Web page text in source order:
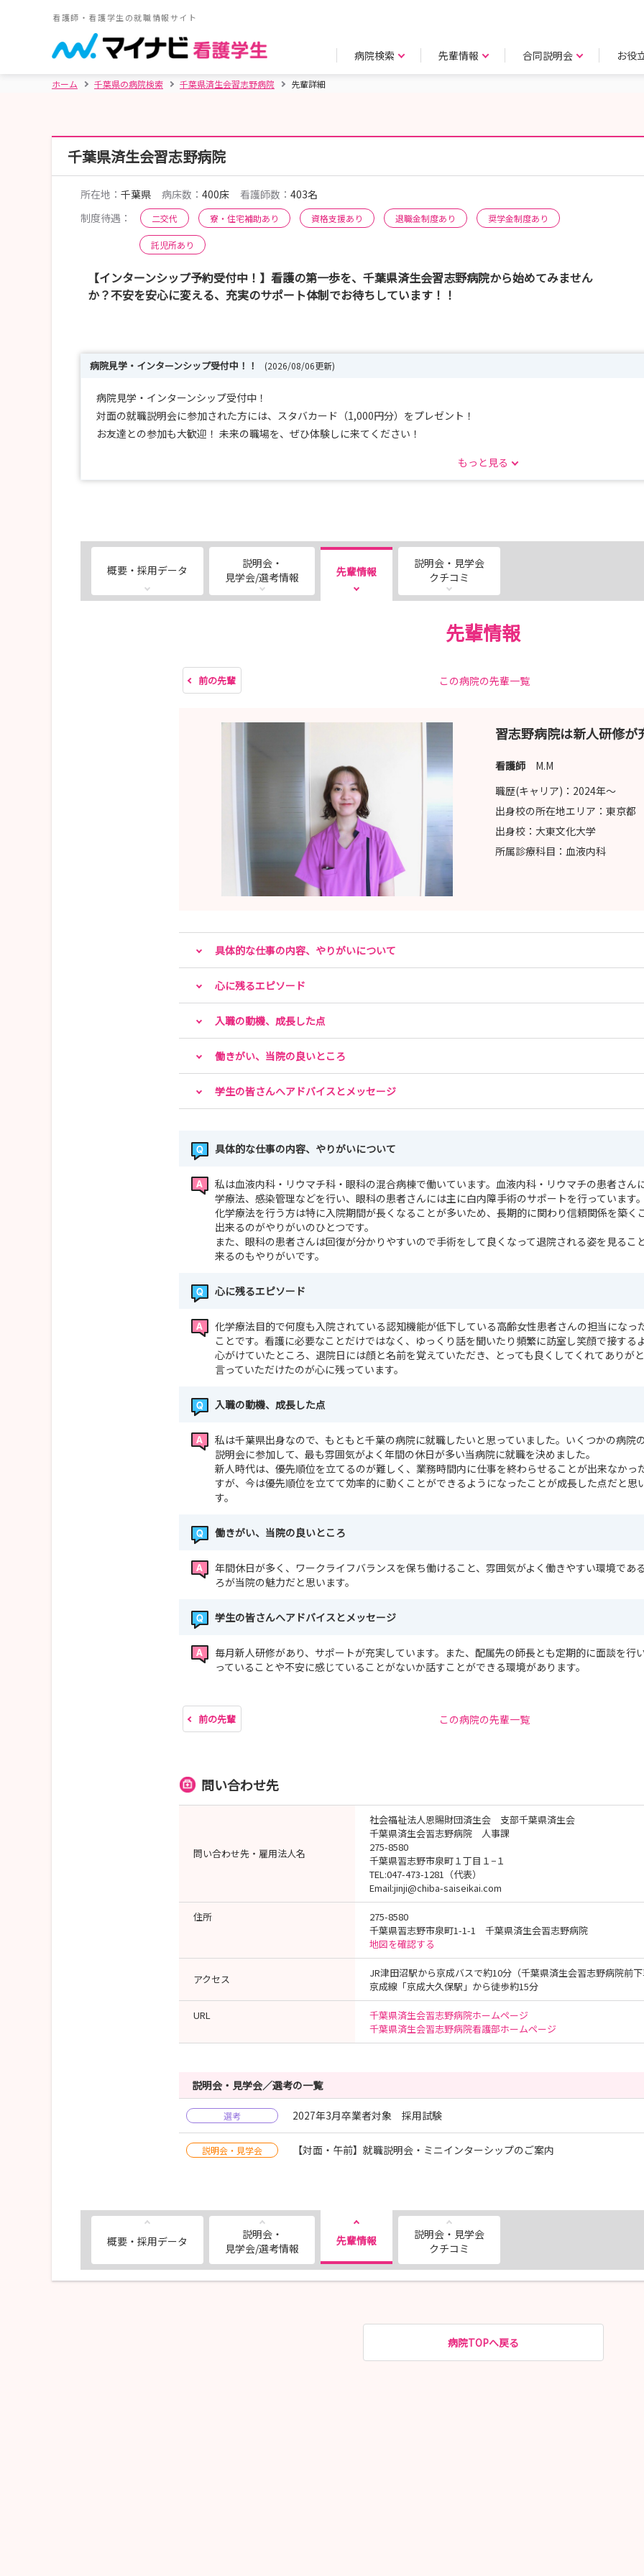
看護師・看護学生の就職情報サイト
病院検索 先輩情報 合同説明会 お役
ホーム 千葉県の病院検索 千葉県済生会習志野病院 先輩詳細
千葉県済生会習志野病院
所在地： 千葉県 病床数： 400床 看護師数： 403名
制度待遇：
二交代 寮・住宅補助あり 資格支援あり 退職金制度あり 奨学金制度あり
託児所あり
【インターンシップ予約受付中！】看護の第一歩を、千葉県済生会習志野病院から始めてみません
か？不安を安心に変える、充実のサポート体制でお待ちしています！！
病院見学・インターンシップ受付中！！ (2026/08/06更新)
病院見学・インターンシップ受付中！
対面の就職説明会に参加された方には、スタバカード（1,000円分）をプレゼント！
お友達との参加も大歓迎！ 未来の職場を、ぜひ体験しに来てください！
https://www.chiba-saiseikai.com/nurse/
mail：jinji@chiba-saiseikai.com
kango@chiba-saiseikai.com
もっと見る
概要・採用データ
説明会・
見学会/選考情報
先輩情報
説明会・見学会
クチコミ
先輩情報
前の先輩 この病院の先輩一覧
習志野病院は新人研修が
看護師 M.M
職歴(キャリア)： 2024年〜
出身校の所在地エリア： 東京都
出身校： 大東文化大学
所属診療科目： 血液内科
具体的な仕事の内容、やりがいについて
心に残るエピソード
入職の動機、成長した点
働きがい、当院の良いところ
学生の皆さんへアドバイスとメッセージ
具体的な仕事の内容、やりがいについて
私は血液内科・リウマチ科・眼科の混合病棟で働いています。血液内科・リウマチの患者さん
学療法、感染管理などを行い、眼科の患者さんには主に白内障手術のサポートを行っています。
化学療法を行う方は特に入院期間が長くなることが多いため、長期的に関わり信頼関係を築く
出来るのがやりがいのひとつです。
また、眼科の患者さんは回復が分かりやすいので手術をして良くなって退院される姿を見るこ
来るのもやりがいです。
心に残るエピソード
化学療法目的で何度も入院されている認知機能が低下している高齢女性患者さんの担当になっ
ことです。看護に必要なことだけではなく、ゆっくり話を聞いたり頻繁に訪室し笑顔で接する
心がけていたところ、退院日には顔と名前を覚えていただき、とっても良くしてくれてありが
言っていただけたのが心に残っています。
入職の動機、成長した点
私は千葉県出身なので、もともと千葉の病院に就職したいと思っていました。いくつかの病院
説明会に参加して、最も雰囲気がよく年間の休日が多い当病院に就職を決めました。
新人時代は、優先順位を立てるのが難しく、業務時間内に仕事を終わらせることが出来なかっ
すが、今は優先順位を立てて効率的に動くことができるようになったことが成長した点だと思
す。
働きがい、当院の良いところ
年間休日が多く、ワークライフバランスを保ち働けること、雰囲気がよく働きやすい環境であ
ろが当院の魅力だと思います。
学生の皆さんへアドバイスとメッセージ
毎月新人研修があり、サポートが充実しています。また、配属先の師長とも定期的に面談を行
っていることや不安に感じていることがないか話すことができる環境があります。
前の先輩 この病院の先輩一覧
問い合わせ先
問い合わせ先・雇用法人名
社会福祉法人恩賜財団済生会 支部千葉県済生会
千葉県済生会習志野病院 人事課
275-8580
千葉県習志野市泉町１丁目１−１
TEL:047-473-1281（代表）
Email:jinji@chiba-saiseikai.com
住所
275-8580
千葉県習志野市泉町1-1-1 千葉県済生会習志野病院
地図を確認する
アクセス
JR津田沼駅から京成バスで約10分（千葉県済生会習志野病院前下
京成線「京成大久保駅」から徒歩約15分
URL
千葉県済生会習志野病院ホームページ
千葉県済生会習志野病院看護部ホームページ
説明会・見学会／選考の一覧
選考 2027年3月卒業者対象 採用試験
説明会・見学会 【対面・午前】就職説明会・ミニインターシップのご案内
概要・採用データ
説明会・
見学会/選考情報
先輩情報
説明会・見学会
クチコミ
病院TOPへ戻る